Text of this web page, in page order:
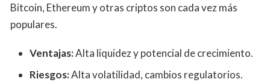
Bitcoin, Ethereum y otras criptos son cada vez más
populares.
Ventajas:Alta liquidez y potencial de crecimiento.
Riesgos:Alta volatilidad, cambios regulatorios.